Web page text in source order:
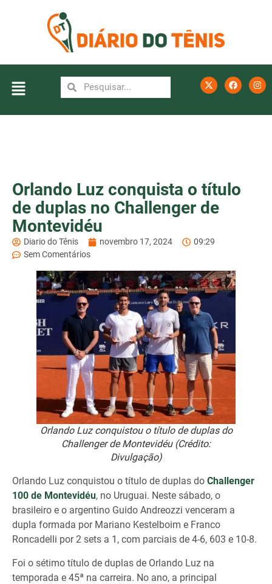
Orlando Luz conquista o título
de duplas no Challenger de
Montevidéu
Diario do Tênis novembro 17, 2024
09:29
Sem Comentários
Orlando Luz conquistou o título de duplas do
Challenger de Montevidéu (Crédito:
Divulgação)
Orlando Luz conquistou o título de duplas do Challenger
100 de Montevidéu, no Uruguai. Neste sábado, o
brasileiro e o argentino Guido Andreozzi venceram a
dupla formada por Mariano Kestelboim e Franco
Roncadelli por 2 sets a 1, com parciais de 4-6, 603 e 10-8.
Foi o sétimo título de duplas de Orlando Luz na
temporada e 45ª na carreira. No ano, a principal